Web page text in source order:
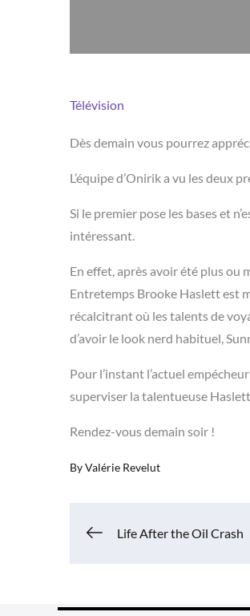
Télévision
Dès demain vous pourrez
L’équipe d’Onirik a vu les deux
Si le premier pose les bases et
intéressant.
En effet, après avoir été plus ou
Entretemps Brooke Haslett est
récalcitrant où les talents de
d’avoir le look nerd habituel,
Pour l’instant l’actuel
superviser la talentueuse
Rendez-vous demain soir !
ByValérie Revelut
Navigation
Life After the Oil Crash